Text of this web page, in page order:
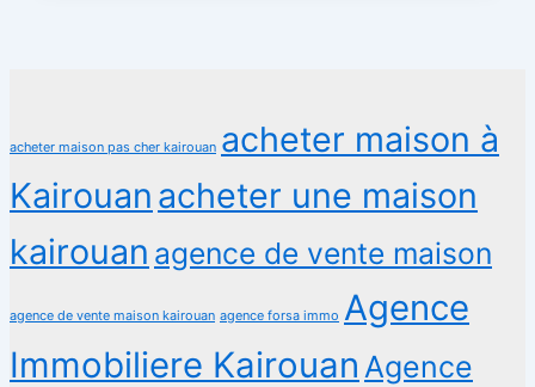
acheter maison pas cher kairouan acheter maison à
Kairouan acheter une maison
kairouan agence de vente maison
agence de vente maison kairouan agence forsa immo Agence
Immobiliere Kairouan Agence